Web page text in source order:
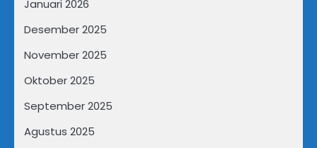
Januari 2026
Desember 2025
November 2025
Oktober 2025
September 2025
Agustus 2025